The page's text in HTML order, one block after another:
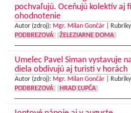
pochvaľujú. Oceňujú kolektív aj
ohodnotenie
Autor (zdroj): Mgr. Milan Gončár
PODBREZOVÁ
ŽELEZIARNE DOMA
Umelec Pavel Siman vystavuje
diela obdivujú aj turisti v horách
Autor (zdroj): Mgr. Milan Gončár
PODBREZOVÁ
HRAD ĽUPČA